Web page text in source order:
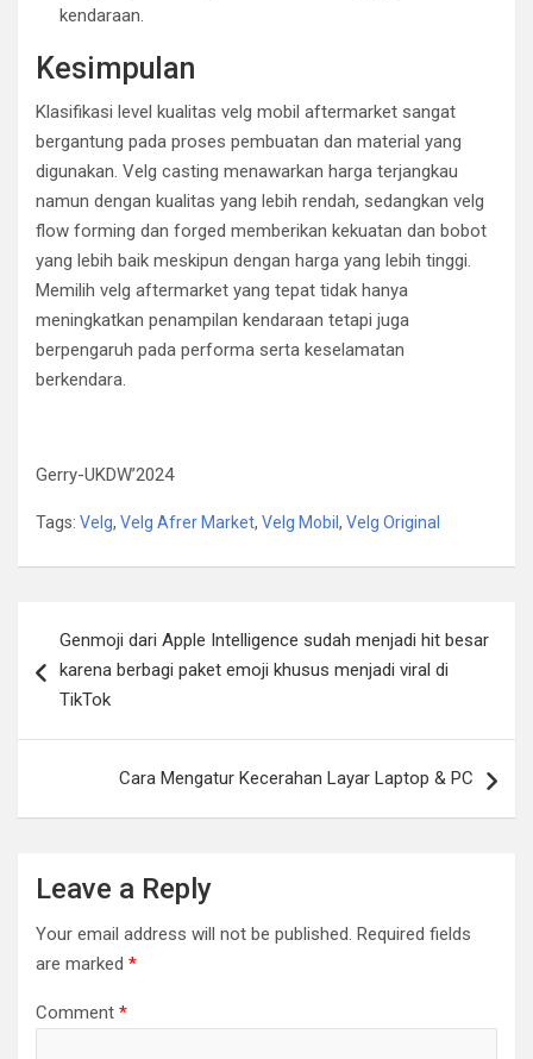
kendaraan.
Kesimpulan
Klasifikasi level kualitas velg mobil aftermarket sangat
bergantung pada proses pembuatan dan material yang
digunakan. Velg casting menawarkan harga terjangkau
namun dengan kualitas yang lebih rendah, sedangkan velg
flow forming dan forged memberikan kekuatan dan bobot
yang lebih baik meskipun dengan harga yang lebih tinggi.
Memilih velg aftermarket yang tepat tidak hanya
meningkatkan penampilan kendaraan tetapi juga
berpengaruh pada performa serta keselamatan
berkendara.
Gerry-UKDW’2024
Tags: Velg, Velg Afrer Market, Velg Mobil , Velg Original
navigation
Genmoji dari Apple Intelligence sudah menjadi hit besar
karena berbagi paket emoji khusus menjadi viral di
TikTok
Cara Mengatur Kecerahan Layar Laptop & PC
Leave a Reply
Your email address will not be published. Required fields
are marked *
Comment *